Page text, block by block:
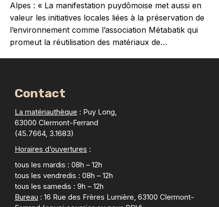
Alpes : « La manifestation puydômoise met aussi en
valeur les initiatives locales liées à la préservation de
l’environnement comme l’association Métabatik qui
promeut la réutilisation des matériaux de…
Contact
La matériauthèque : Puy Long,
63000 Clermont-Ferrand
(45.7664, 3.1683)
Horaires d’ouvertures :
tous les mardis : 08h – 12h
tous les vendredis : 08h – 12h
tous les samedis : 9h – 12h
Bureau : 16 Rue des Frères Lumière, 63100 Clermont-